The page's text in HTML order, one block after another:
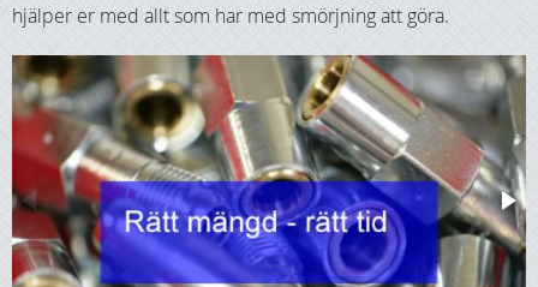
hjälper er med allt som har med smörjning att göra.